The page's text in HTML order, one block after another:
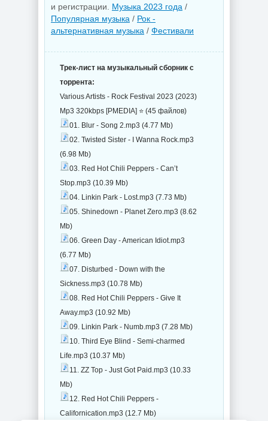
и регистрации. Музыка 2023 года /
Популярная музыка / Рок -
альтернативная музыка / Фестивали
Трек-лист на музыкальный сборник с
торрента:
Various Artists - Rock Festival 2023 (2023)
Mp3 320kbps [PMEDIA] ⭐️ (45 файлов)
01. Blur - Song 2.mp3 (4.77 Mb)
02. Twisted Sister - I Wanna Rock.mp3
(6.98 Mb)
03. Red Hot Chili Peppers - Can’t
Stop.mp3 (10.39 Mb)
04. Linkin Park - Lost.mp3 (7.73 Mb)
05. Shinedown - Planet Zero.mp3 (8.62
Mb)
06. Green Day - American Idiot.mp3
(6.77 Mb)
07. Disturbed - Down with the
Sickness.mp3 (10.78 Mb)
08. Red Hot Chili Peppers - Give It
Away.mp3 (10.92 Mb)
09. Linkin Park - Numb.mp3 (7.28 Mb)
10. Third Eye Blind - Semi-charmed
Life.mp3 (10.37 Mb)
11. ZZ Top - Just Got Paid.mp3 (10.33
Mb)
12. Red Hot Chili Peppers -
Californication.mp3 (12.7 Mb)